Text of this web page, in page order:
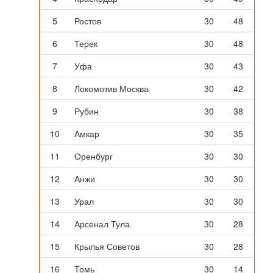
5
Ростов 30
48
6
Терек 30
48
7
Уфа 30
43
8
Локомотив Москва 30
42
9
Рубин 30
38
10
Амкар 30
35
11
Оренбург 30
30
12
Анжи 30
30
13
Урал 30
30
14
Арсенал Тула 30
28
15
Крылья Советов 30
28
16
Томь 30 14